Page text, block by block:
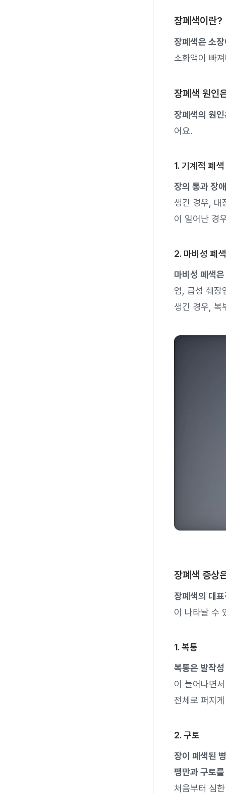
장폐색이란?
장폐색은 소
소화액이 빠
장폐색 원인
장폐색의 원
어요.
1. 기계적 폐색
장의 통과 장
생긴 경우, 대
이 일어난 경
2. 마비성 폐색
마비성 폐색
염, 급성 췌장
생긴 경우, 복
장폐색 증상
장폐색의 대
이 나타날 수
1. 복통
복통은 발작
이 늘어나면
전체로 퍼지
2. 구토
장이 폐색된
팽만과 구토
처음부터 심